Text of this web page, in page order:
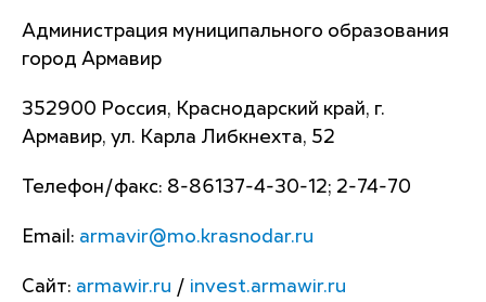
Администрация муниципального образования
город Армавир
352900 Россия, Краснодарский край, г.
Армавир, ул. Карла Либкнехта, 52
Телефон/факс: 8-86137-4-30-12; 2-74-70
Email: armavir@mo.krasnodar.ru
Сайт: armawir.ru / invest.armawir.ru